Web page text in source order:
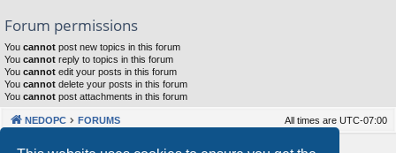
Forum permissions
You cannot post new topics in this forum
You cannot reply to topics in this forum
You cannot edit your posts in this forum
You cannot delete your posts in this forum
You cannot post attachments in this forum
NEDOPC FORUMS All times are UTC-07:00
Powered byphpBB® Forum Software © phpBB Limited